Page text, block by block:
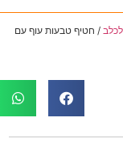
/ חטיף טבעות עוף עם